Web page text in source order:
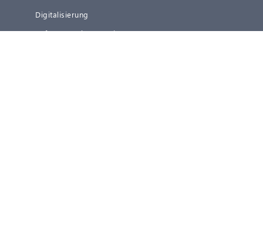
Digitalisierung
Software, Cybersecurity & KI